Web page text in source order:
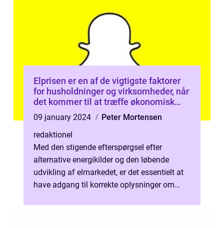
Elprisen er en af de vigtigste faktorer
for husholdninger og virksomheder, når
det kommer til at træffe økonomisk
ansvarlige beslutninger
09 january 2024
Peter Mortensen
redaktionel
Med den stigende efterspørgsel efter
alternative energikilder og den løbende
udvikling af elmarkedet, er det essentielt at
have adgang til korrekte oplysninger om